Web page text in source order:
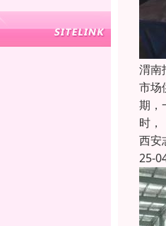
渭南
市场
期，
时，
西安
25-